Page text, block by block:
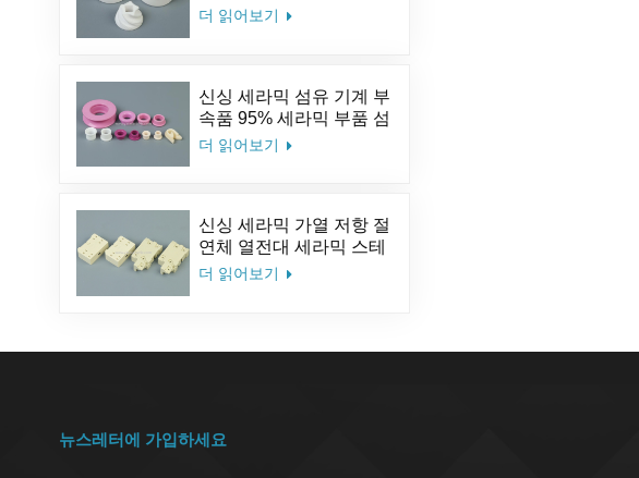
알루미나 커피 세라믹 밀
더 읽어보기
신싱 세라믹 섬유 기계 부
속품 95% 세라믹 부품 섬
유 세라믹 아이릿 알루미
더 읽어보기
신싱 세라믹 가열 저항 절
연체 열전대 세라믹 스테
아타이트 세라믹 소켓
더 읽어보기
뉴스레터에 가입하세요